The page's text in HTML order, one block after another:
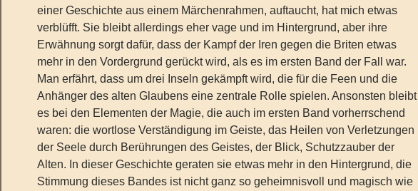
einer Geschichte aus einem Märchenrahmen, auftaucht, hat mich etwas
verblüfft. Sie bleibt allerdings eher vage und im Hintergrund, aber ihre
Erwähnung sorgt dafür, dass der Kampf der Iren gegen die Briten etwas
mehr in den Vordergrund gerückt wird, als es im ersten Band der Fall war.
Man erfährt, dass um drei Inseln gekämpft wird, die für die Feen und die
Anhänger des alten Glaubens eine zentrale Rolle spielen. Ansonsten bleibt
es bei den Elementen der Magie, die auch im ersten Band vorherrschend
waren: die wortlose Verständigung im Geiste, das Heilen von Verletzungen
der Seele durch Berührungen des Geistes, der Blick, Schutzzauber der
Alten. In dieser Geschichte geraten sie etwas mehr in den Hintergrund, die
Stimmung dieses Bandes ist nicht ganz so geheimnisvoll und magisch wie